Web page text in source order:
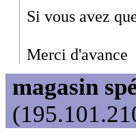
Si vous avez
Merci d'avance
magasin